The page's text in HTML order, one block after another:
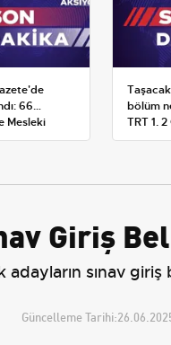
66
Mesleki
Belgesi
bölüm
TRT 1,
planını
Giriş
adayların sınav
Güncelleme Tarihi: